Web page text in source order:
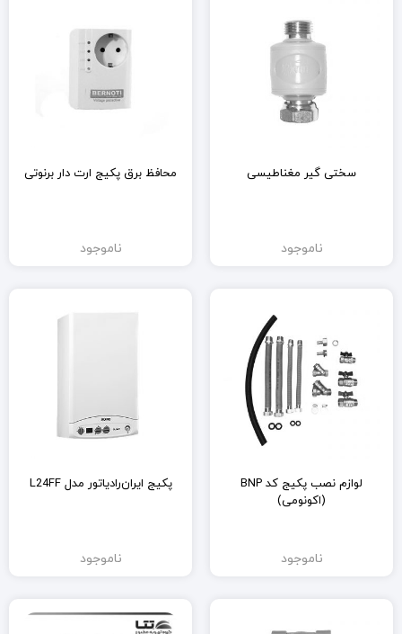
سختی گیر مغناطیسی
ناموجود
محافظ برق پکیج ارت دار برنوتی
ناموجود
لوازم نصب پکیج کد BNP
(اکونومی)
ناموجود
پکیج ایران‌رادیاتور مدل L24FF
ناموجود